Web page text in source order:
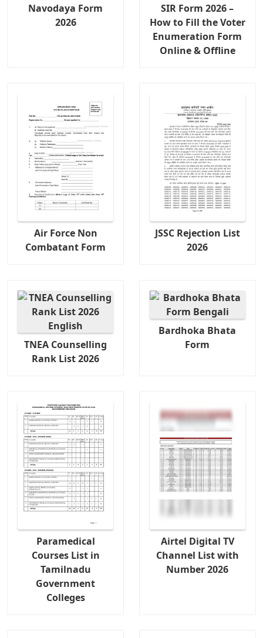
Navodaya Form
2026
SIR Form 2026 –
How to Fill the Voter
Enumeration Form
Online & Offline
Air Force Non
Combatant Form
JSSC Rejection List
2026
TNEA Counselling
Rank List 2026
Bardhoka Bhata
Form
Paramedical
Courses List in
Tamilnadu
Government
Colleges
Airtel Digital TV
Channel List with
Number 2026